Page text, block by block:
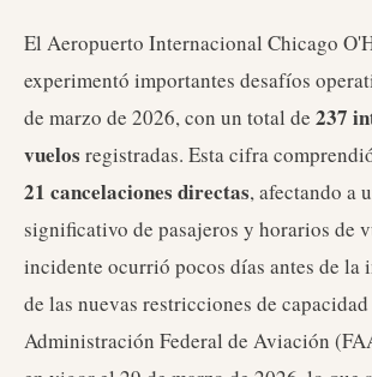
El Aeropuerto Internacional Chicago
experimentó importantes desafíos
de marzo de 2026, con un total de 237
vuelos registradas. Esta cifra
21 cancelaciones directas, afectando a
significativo de pasajeros y horarios de
incidente ocurrió pocos días antes de la
de las nuevas restricciones de
Administración Federal de Aviación